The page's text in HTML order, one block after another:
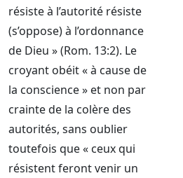
résiste à l’autorité résiste
(s’oppose) à l’ordonnance
de Dieu » (Rom. 13:2). Le
croyant obéit « à cause de
la conscience » et non par
crainte de la colère des
autorités, sans oublier
toutefois que « ceux qui
résistent feront venir un